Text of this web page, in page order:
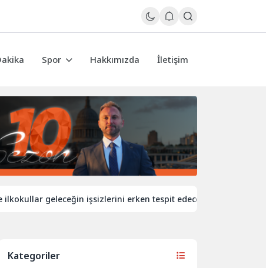
Spor Hakkımızda İletişim
geleceğin işsizlerini erken tespit edecek
Kategoriler